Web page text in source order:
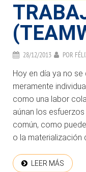
28/12/2013 POR
Hoy en día ya no
meramente
como una labor
aúnan los
común, como
o la materialización
LEER MÁS